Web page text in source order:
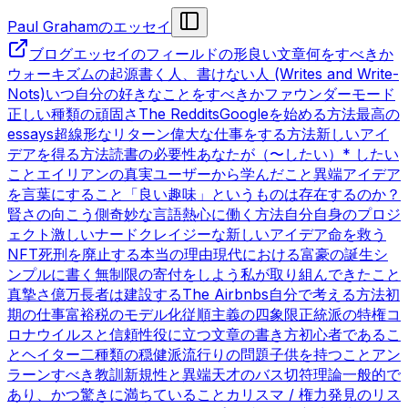
Paul Grahamのエッセイ
ブログエッセイのフィールドの形良い文章何をすべきか
ウォーキズムの起源書く人、書けない人 (Writes and Write-
Nots)いつ自分の好きなことをすべきかファウンダーモード
正しい種類の頑固さ The RedditsGoogleを始める方法最高の
essays超線形なリターン偉大な仕事をする方法新しいアイ
デアを得る方法読書の必要性あなたが（〜したい）* したい
こと エイリアンの真実ユーザーから学んだこと異端アイデア
を言葉にすること 「良い趣味」というものは存在するのか？
賢さの向こう側奇妙な言語熱心に働く方法自分自身のプロジ
ェクト 激しいナード クレイジーな新しいアイデア命を救う
NFT死刑を廃止する本当の理由現代における富豪の誕生シ
ンプルに書く 無制限の寄付をしよう 私が取り組んできたこと
真摯さ億万長者は建設するThe Airbnbs自分で考える方法初
期の仕事富裕税のモデル化従順主義の四象限正統派の特権コ
ロナウイルスと信頼性役に立つ文章の書き方初心者であるこ
とヘイター二種類の穏健派流行りの問題子供を持つこと アン
ラーンすべき教訓 新規性と異端天才のバス切符理論一般的で
あり、かつ驚きに満ちていること カリスマ / 権力発見のリス